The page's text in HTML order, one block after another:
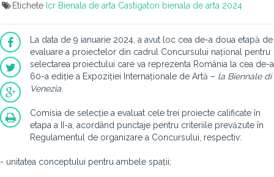
Etichete Icr Bienala de arta Castigatori bienala de arta 2024
La data de 9 ianuarie 2024, a avut loc cea de-a doua etapă de
evaluare a proiectelor din cadrul Concursului național pentru
selectarea proiectului care va reprezenta România la cea de-a
60-a ediție a Expoziției Internaționale de Artă – la Biennale di
Venezia
Comisia de selecție a evaluat cele trei proiecte calificate în
etapa a II-a, acordând punctaje pentru criteriile prevăzute în
Regulamentul de organizare a Concursului, respectiv:
- unitatea conceptului pentru ambele spații;